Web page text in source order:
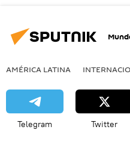
AMÉRICA LATINA
Telegram Twitter